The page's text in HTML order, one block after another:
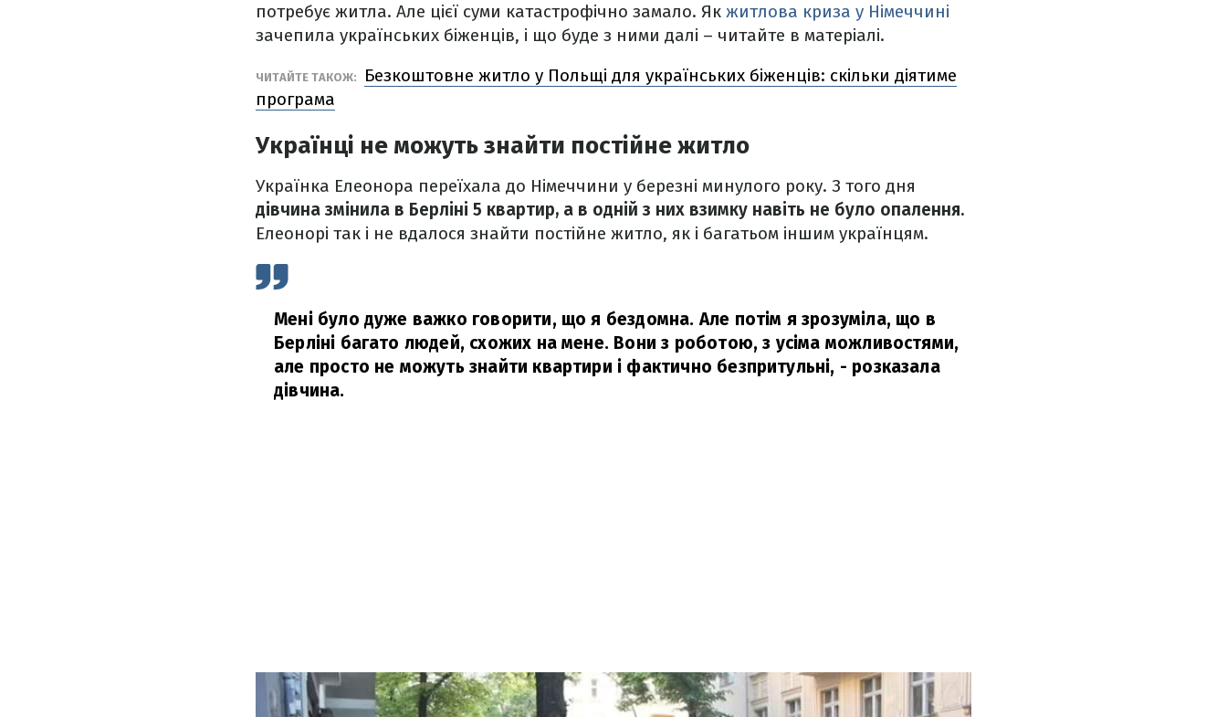
потребує житла. Але цієї суми катастрофічно замало. Як житлова криза у Німеччині
зачепила українських біженців, і що буде з ними далі – читайте в матеріалі.
ЧИТАЙТЕ ТАКОЖ:
Безкоштовне житло у Польщі для українських біженців: скільки діятиме
програма
Українці не можуть знайти постійне житло
Українка Елеонора переїхала до Німеччини у березні минулого року. З того дня
дівчина змінила в Берліні 5 квартир, а в одній з них взимку навіть не було опалення.
Елеонорі так і не вдалося знайти постійне житло, як і багатьом іншим українцям.
Мені було дуже важко говорити, що я бездомна. Але потім я зрозуміла, що в
Берліні багато людей, схожих на мене. Вони з роботою, з усіма можливостями,
але просто не можуть знайти квартири і фактично безпритульні, - розказала
дівчина.